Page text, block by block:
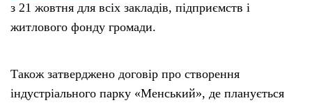
з 21 жовтня для всіх закладів, підприємств і
житлового фонду громади.
Також затверджено договір про створення
індустріального парку «Менський», де планується